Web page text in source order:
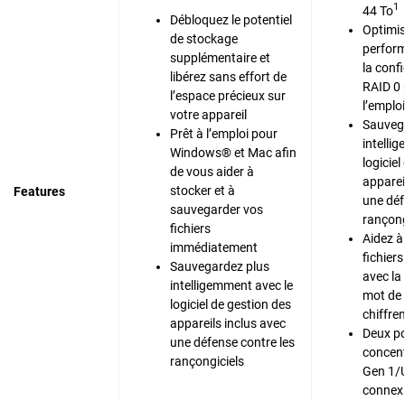
Features
Débloquez le potentiel
de stockage
supplémentaire et
libérez sans effort de
l’espace précieux sur
votre appareil
Prêt à l’emploi pour
Windows® et Mac afin
de vous aider à
stocker et à
sauvegarder vos
fichiers
immédiatement
Sauvegardez plus
intelligemment avec le
logiciel de gestion des
appareils inclus avec
une défense contre les
rançongiciels
44 To1
la
RAID 0
logiciel
une
Aidez
avec
mot de
Deux
Gen 1/